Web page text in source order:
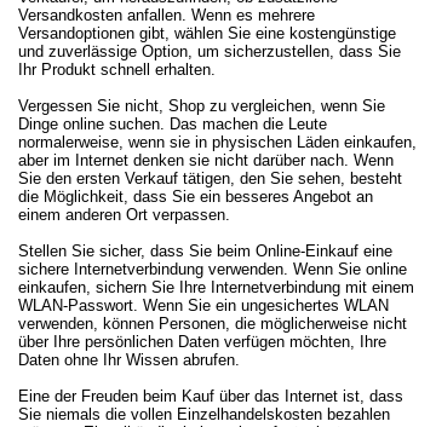
Versandkosten anfallen. Wenn es mehrere
Versandoptionen gibt, wählen Sie eine kostengünstige
und zuverlässige Option, um sicherzustellen, dass Sie
Ihr Produkt schnell erhalten.
Vergessen Sie nicht, Shop zu vergleichen, wenn Sie
Dinge online suchen. Das machen die Leute
normalerweise, wenn sie in physischen Läden einkaufen,
aber im Internet denken sie nicht darüber nach. Wenn
Sie den ersten Verkauf tätigen, den Sie sehen, besteht
die Möglichkeit, dass Sie ein besseres Angebot an
einem anderen Ort verpassen.
Stellen Sie sicher, dass Sie beim Online-Einkauf eine
sichere Internetverbindung verwenden. Wenn Sie online
einkaufen, sichern Sie Ihre Internetverbindung mit einem
WLAN-Passwort. Wenn Sie ein ungesichertes WLAN
verwenden, können Personen, die möglicherweise nicht
über Ihre persönlichen Daten verfügen möchten, Ihre
Daten ohne Ihr Wissen abrufen.
Eine der Freuden beim Kauf über das Internet ist, dass
Sie niemals die vollen Einzelhandelskosten bezahlen